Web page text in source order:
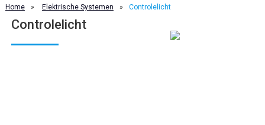
Home » Elektrische Systemen » Controlelicht
Controlelicht